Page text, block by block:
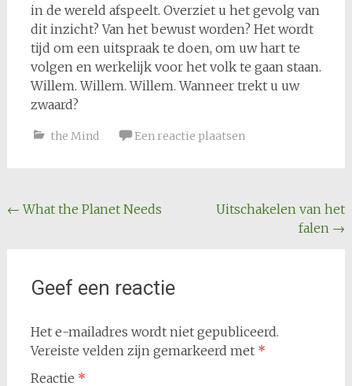
in de wereld afspeelt. Overziet u het gevolg van
dit inzicht? Van het bewust worden? Het wordt
tijd om een uitspraak te doen, om uw hart te
volgen en werkelijk voor het volk te gaan staan.
Willem. Willem. Willem. Wanneer trekt u uw
zwaard?
the Mind Een reactie plaatsen
Bericht
← What the Planet Needs
Uitschakelen van het
falen →
Geef een reactie
Het e-mailadres wordt niet gepubliceerd.
Vereiste velden zijn gemarkeerd met *
Reactie *